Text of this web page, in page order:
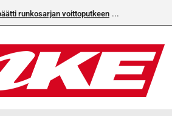
runkosarjan voittoputkeen